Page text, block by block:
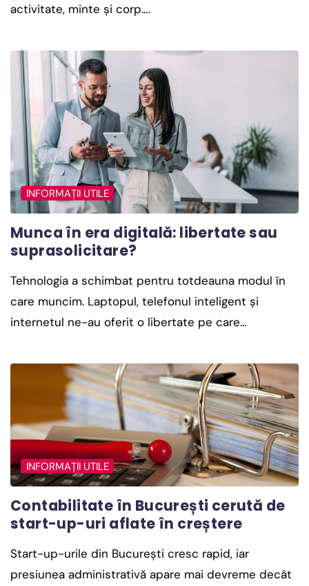
activitate, minte și corp….
INFORMAȚII UTILE
Munca în era digitală: libertate sau
suprasolicitare?
Tehnologia a schimbat pentru totdeauna modul în
care muncim. Laptopul, telefonul inteligent și
internetul ne-au oferit o libertate pe care…
INFORMAȚII UTILE
Contabilitate în București cerută de
start-up-uri aflate în creștere
Start-up-urile din București cresc rapid, iar
presiunea administrativă apare mai devreme decât